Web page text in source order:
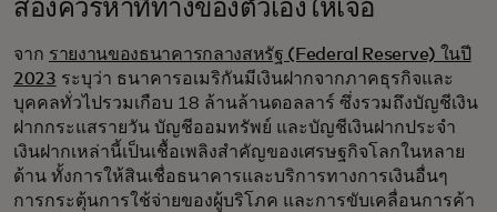
สองควรหาที่ทางของตัวเองให้เจอ
จาก รายงานของธนาคารกลางสหรัฐ (Federal Reserve) ในปี
2023 ระบุว่า ธนาคารอเมริกันมีเงินฝากจากภาคธุรกิจและ
บุคคลทั่วไปรวมเกือบ 18 ล้านล้านดอลลาร์ ซึ่งรวมถึงบัญชีเงิน
ฝากกระแสรายวัน บัญชีออมทรัพย์ และบัญชีเงินฝากประจำ
เงินฝากเหล่านี้เป็นเชื้อเพลิงสำคัญของเศรษฐกิจโลกในหลาย
ด้าน ทั้งการให้สินเชื่อธนาคารและบริการทางการเงินอื่นๆ
การกระตุ้นการใช้จ่ายของผู้บริโภค และการขับเคลื่อนการค้า